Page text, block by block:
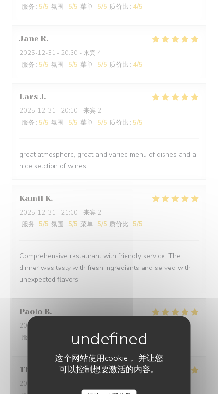
这个网站使用cookie， 并让您
可以控制想要激活的内容。
服务 : 5/5 氛围 : 5/5 菜单 : 5/5 质价比 : 4/5
Jane R
2025-12-31 - 20:30 - 来宾 4
服务 : 5/5 氛围 : 5/5 菜单 : 5/5 质价比 : 4/5
Lars J
2025-12-31 - 20:30 - 来宾 2
服务 : 5/5 氛围 : 5/5 菜单 : 5/5 质价比 : 5/5
great atmosphere, great and varied menu of dishes and a
nice selction of wines
Kamil K
2025-12-31 - 21:00 - 来宾 2
服务 : 5/5 氛围 : 5/5 菜单 : 5/5 质价比 : 5/5
Comprehensive restaurant with friendly service. The
dinner was tasty with fresh ingredients and served with
unexpected flavors.
Paolo B
2025-12-29
服务
/5 菜单:5 /5 质价比 :5/5
Thomas
2025-12-31